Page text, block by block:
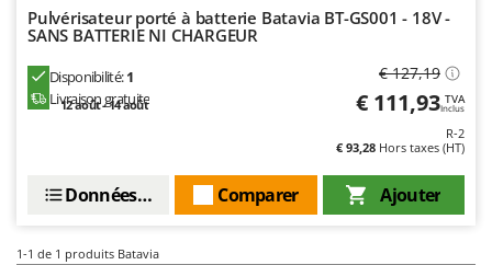
Cisailles taille-haies manuelles
Climatiseurs
Compresseurs d'air électriques
Compresseurs pour la récolte des olives et la taille
Coupe-branches
Couveuses à œufs
Benassi
Beper
Berkel
Bernardi
Besser Vacuum
Beta tools
Pulvérisateur porté à batterie Batavia BT-GS001 - 18V -
SANS BATTERIE NI CHARGEUR
Disponibilité:1
Livraison gratuite
12 août - 14 août
€ 127,19
€ 111,93 TVA
Inclus
R-2
€ 93,28 Hors taxes (HT)
Ajouter
Comparer
Données techniques
1-1 de 1 produits Batavia